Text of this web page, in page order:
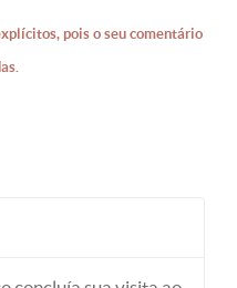
pois o seu comentário